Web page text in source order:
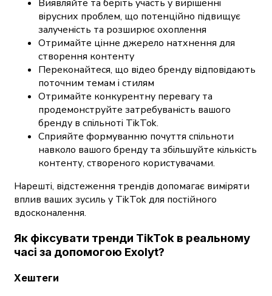
Виявляйте та беріть участь у вирішенні
вірусних проблем, що потенційно підвищує
залученість та розширює охоплення
Отримайте цінне джерело натхнення для
створення контенту
Переконайтеся, що відео бренду відповідають
поточним темам і стилям
Отримайте конкурентну перевагу та
продемонструйте затребуваність вашого
бренду в спільноті TikTok.
Сприяйте формуванню почуття спільноти
навколо вашого бренду та збільшуйте кількість
контенту, створеного користувачами.
Нарешті, відстеження трендів допомагає виміряти
вплив ваших зусиль у TikTok для постійного
вдосконалення.
Як фіксувати тренди TikTok в реальному
часі за допомогою Exolyt?
Хештеги